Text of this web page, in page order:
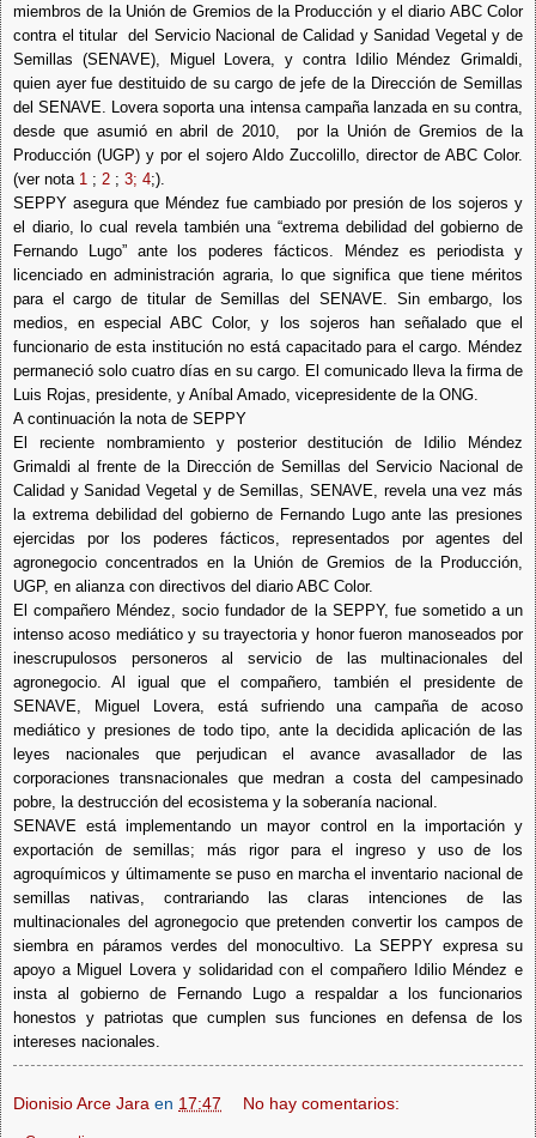
miembros de la Unión de Gremios de la Producción y el diario ABC Color
contra el titular del Servicio Nacional de Calidad y Sanidad Vegetal y de
Semillas (SENAVE), Miguel Lovera, y contra Idilio Méndez Grimaldi,
quien ayer fue destituido de su cargo de jefe de la Dirección de Semillas
del SENAVE. Lovera soporta una intensa campaña lanzada en su contra,
desde que asumió en abril de 2010, por la Unión de Gremios de la
Producción (UGP) y por el sojero Aldo Zuccolillo, director de ABC Color.
(ver nota 1 ; 2 ; 3; 4;).
SEPPY asegura que Méndez fue cambiado por presión de los sojeros y
el diario, lo cual revela también una “extrema debilidad del gobierno de
Fernando Lugo” ante los poderes fácticos. Méndez es periodista y
licenciado en administración agraria, lo que significa que tiene méritos
para el cargo de titular de Semillas del SENAVE. Sin embargo, los
medios, en especial ABC Color, y los sojeros han señalado que el
funcionario de esta institución no está capacitado para el cargo. Méndez
permaneció solo cuatro días en su cargo. El comunicado lleva la firma de
Luis Rojas, presidente, y Aníbal Amado, vicepresidente de la ONG.
A continuación la nota de SEPPY
El reciente nombramiento y posterior destitución de Idilio Méndez
Grimaldi al frente de la Dirección de Semillas del Servicio Nacional de
Calidad y Sanidad Vegetal y de Semillas, SENAVE, revela una vez más
la extrema debilidad del gobierno de Fernando Lugo ante las presiones
ejercidas por los poderes fácticos, representados por agentes del
agronegocio concentrados en la Unión de Gremios de la Producción,
UGP, en alianza con directivos del diario ABC Color.
El compañero Méndez, socio fundador de la SEPPY, fue sometido a un
intenso acoso mediático y su trayectoria y honor fueron manoseados por
inescrupulosos personeros al servicio de las multinacionales del
agronegocio. Al igual que el compañero, también el presidente de
SENAVE, Miguel Lovera, está sufriendo una campaña de acoso
mediático y presiones de todo tipo, ante la decidida aplicación de las
leyes nacionales que perjudican el avance avasallador de las
corporaciones transnacionales que medran a costa del campesinado
pobre, la destrucción del ecosistema y la soberanía nacional.
SENAVE está implementando un mayor control en la importación y
exportación de semillas; más rigor para el ingreso y uso de los
agroquímicos y últimamente se puso en marcha el inventario nacional de
semillas nativas, contrariando las claras intenciones de las
multinacionales del agronegocio que pretenden convertir los campos de
siembra en páramos verdes del monocultivo. La SEPPY expresa su
apoyo a Miguel Lovera y solidaridad con el compañero Idilio Méndez e
insta al gobierno de Fernando Lugo a respaldar a los funcionarios
honestos y patriotas que cumplen sus funciones en defensa de los
intereses nacionales.
Dionisio Arce Jara en 17:47 No hay comentarios: